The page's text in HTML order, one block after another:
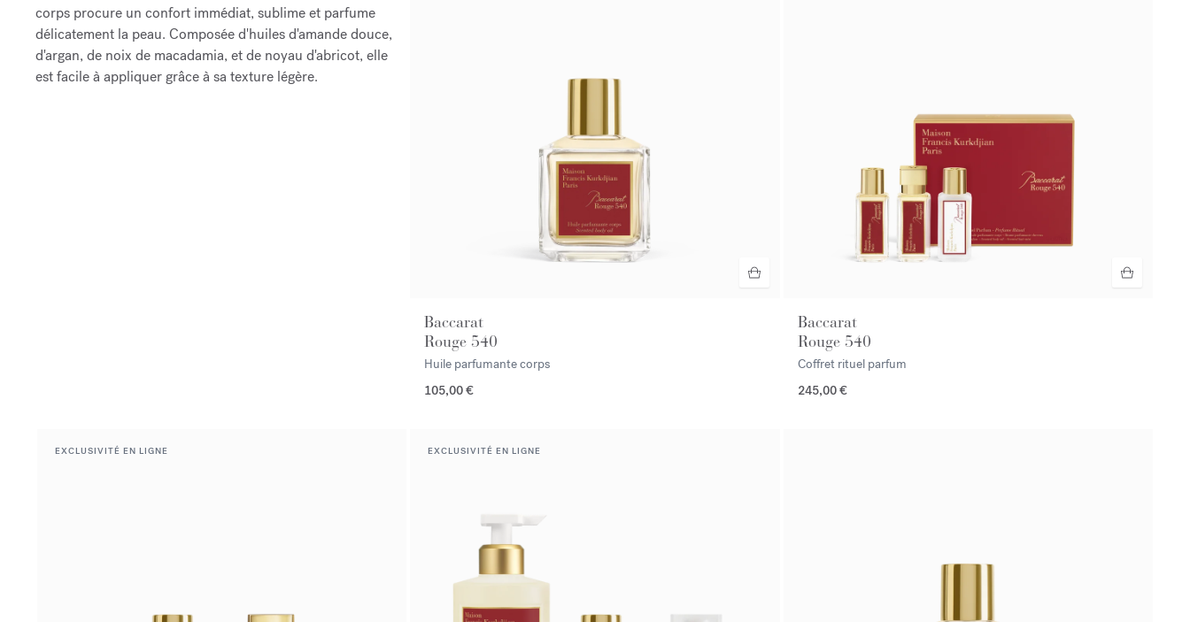
corps procure un confort immédiat, sublime et parfume
délicatement la peau. Composée d'huiles d'amande douce,
d'argan, de noix de macadamia, et de noyau d'abricot, elle
est facile à appliquer grâce à sa texture légère.
Baccarat
Rouge 540
Huile parfumante corps
105,00 €
Baccarat
Rouge 540
Coffret rituel parfum
245,00 €
EXCLUSIVITÉ EN LIGNE EXCLUSIVITÉ EN LIGNE